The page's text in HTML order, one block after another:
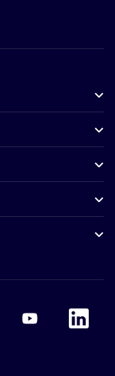
Accor Youtube
Accor